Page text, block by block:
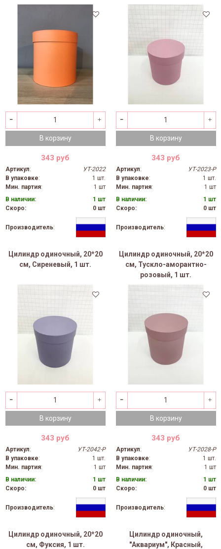
В корзину
343 руб
Артикул:
УТ-2022
В упаковке:
1 шт.
Мин. партия:
1 шт
В наличии:
1 шт
Скоро:
0 шт
Производитель:
В корзину
343 руб
Артикул:
УТ-2023-Р
В упаковке:
1 шт.
Мин. партия:
1 шт
В наличии:
1 шт
Скоро:
0 шт
Производитель:
Цилиндр одиночный, 20*20
см, Сиреневый, 1 шт.
В корзину
343 руб
Артикул:
УТ-2042-Р
В упаковке:
1 шт.
Мин. партия:
1 шт
В наличии:
1 шт
Скоро:
0 шт
Производитель:
Цилиндр одиночный, 20*20
см, Тускло-аморантно-
розовый, 1 шт.
В корзину
343 руб
Артикул:
УТ-2028-Р
В упаковке:
1 шт.
Мин. партия:
1 шт
В наличии:
1 шт
Скоро:
0 шт
Производитель:
Цилиндр одиночный, 20*20
см, Фуксия, 1 шт.
Цилиндр одиночный,
"Аквариум", Красный,